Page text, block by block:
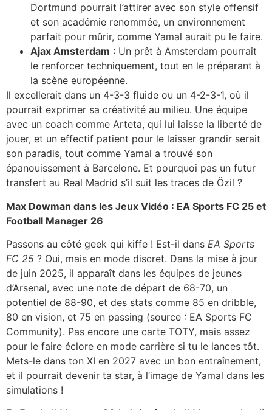
Dortmund pourrait l’attirer avec son style offensif
et son académie renommée, un environnement
parfait pour mûrir, comme Yamal aurait pu le faire.
Ajax Amsterdam : Un prêt à Amsterdam pourrait
le renforcer techniquement, tout en le préparant à
la scène européenne.
Il excellerait dans un 4-3-3 fluide ou un 4-2-3-1, où il
pourrait exprimer sa créativité au milieu. Une équipe
avec un coach comme Arteta, qui lui laisse la liberté de
jouer, et un effectif patient pour le laisser grandir serait
son paradis, tout comme Yamal a trouvé son
épanouissement à Barcelone. Et pourquoi pas un futur
transfert au Real Madrid s’il suit les traces de Özil ?
Max Dowman dans les Jeux Vidéo : EA Sports FC 25 et
Football Manager 26
Passons au côté geek qui kiffe ! Est-il dans EA Sports
FC 25 ? Oui, mais en mode discret. Dans la mise à jour
de juin 2025, il apparaît dans les équipes de jeunes
d’Arsenal, avec une note de départ de 68-70, un
potentiel de 88-90, et des stats comme 85 en dribble,
80 en vision, et 75 en passing (source : EA Sports FC
Community). Pas encore une carte TOTY, mais assez
pour le faire éclore en mode carrière si tu le lances tôt.
Mets-le dans ton XI en 2027 avec un bon entraînement,
et il pourrait devenir ta star, à l’image de Yamal dans les
simulations !